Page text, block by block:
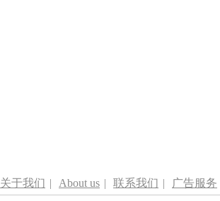
关于我们 | About us | 联系我们 | 广告服务